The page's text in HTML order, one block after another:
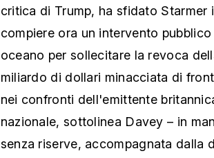
critica di Trump, ha sfidato Starmer
compiere ora un intervento
oceano per sollecitare la revoca
miliardo di dollari minacciata di
nei confronti dell'emittente
nazionale, sottolinea Davey – in
senza riserve, accompagnata dalla